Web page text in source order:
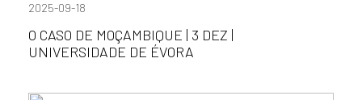
2025-09-18
O CASO DE MOÇAMBIQUE | 3 DEZ |
UNIVERSIDADE DE ÉVORA